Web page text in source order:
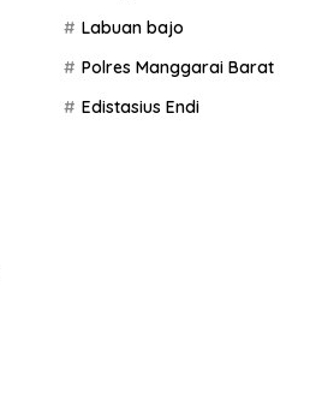
Labuan bajo
Polres Manggarai Barat
Edistasius Endi